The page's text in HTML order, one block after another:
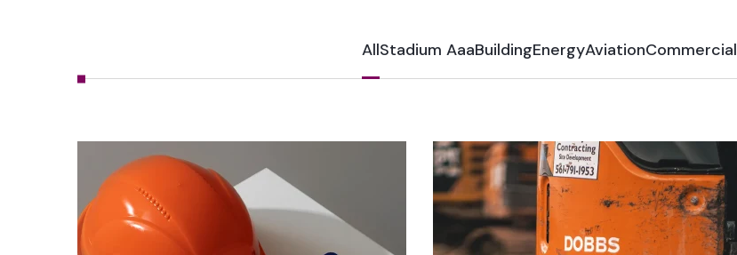
AllStadium AaaBuildingEnergyAviationCommercial